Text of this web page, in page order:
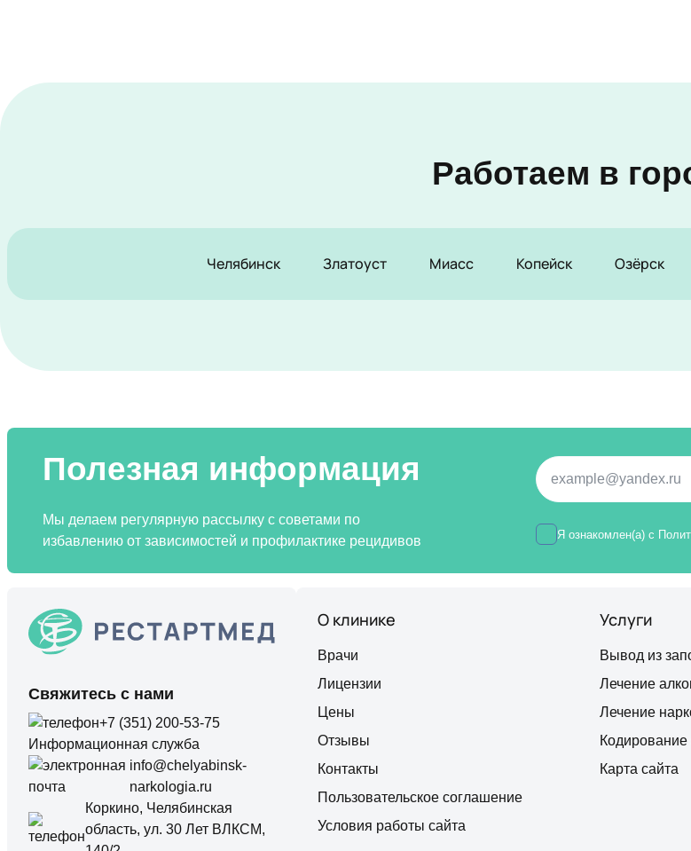
Работаем в
Челябинск Златоуст Миасс Копейск Озёрск
Полезная информация
Мы делаем регулярную рассылку с советами по
избавлению от зависимостей и профилактике рецидивов
Я ознакомлен(а) с
Свяжитесь с нами
+7 (351) 200-53-75
Информационная служба
info@chelyabinsk-
narkologia.ru
Коркино, Челябинская
область, ул. 30 Лет ВЛКСМ,
О клинике
Врачи
Лицензии
Цены
Отзывы
Контакты
Пользовательское соглашение
Условия работы сайта
Услуги
Вывод из
Лечение
Лечение
Кодирование
Карта сайта